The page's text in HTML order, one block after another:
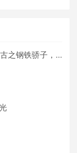
铁骄子，魅力包头